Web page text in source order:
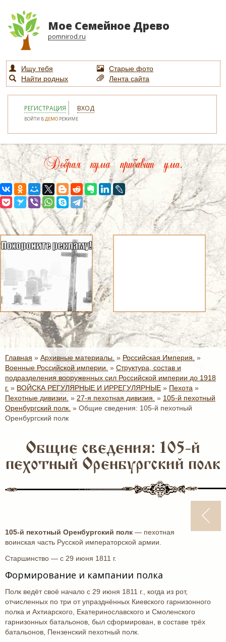
Мое Семейное Древо
pomnirod.ru
Ищу тебя
Старые фото
Найти родных
Лента сайта
РЕГИСТРАЦИЯ ВХОД
ВОЙТИ ВДЕМО РЕЖИМЕ
Добрая кума прибавит ума.
Главная » Архивные материалы. » Российская Империя. »
Военные Российской империи. » Структура, состав и
подразделения вооруженных сил Российской империи до 1918
г. » ВОЙСКА РЕГУЛЯРНЫЕ И ИРРЕГУЛЯРНЫЕ » Пехота »
Пехотные дивизии. » 27-я пехотная дивизия. » 105-й пехотный
Оренбургский полк. » Общие сведения: 105-й пехотный
Оренбургский полк
Общие сведения: 105-й
пехотный Оренбургский полк
105-й пехотный Оренбургский полк — пехотная
воинская часть Русской императорской армии.
Старшинство — с 29 июня 1811 г.
Формирование и кампании полка
Полк ведёт своё начало с 29 июня 1811 г., когда из рот,
отчисленных по три от упразднённых Киевского гарнизонного
полка и Ахтиарского, Екатеринославского и Смоленского
гарнизонных батальонов, был сформирован, в составе трёх
батальонов, Пензенский пехотный полк.